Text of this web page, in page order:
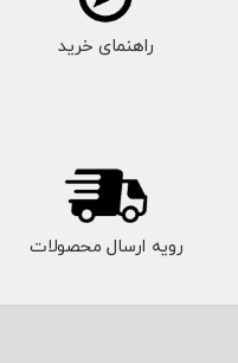
راهنمای خرید
رویه ارسال محصولات